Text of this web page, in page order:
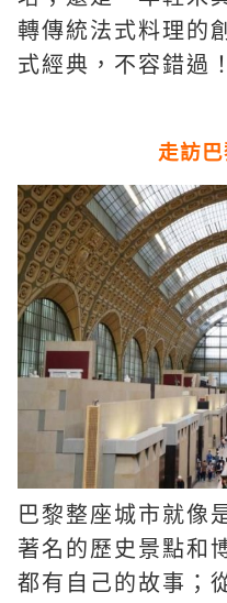
轉傳統法式料理的
式經典，不容錯過！
走訪
巴黎整座城市就像
著名的歷史景點和
都有自己的故事；